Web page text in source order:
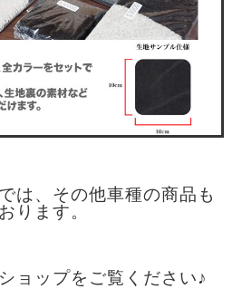
では、その他車種の商品も
ります。
ョップをご覧ください♪